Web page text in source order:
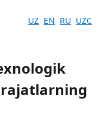
UZ EN RU UZC